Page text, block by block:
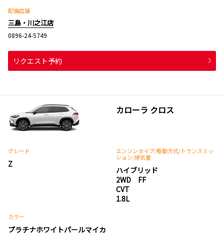
配備店舗
三島・川之江店
0896-24-5749
リクエスト予約
カローラ クロス
グレード
Z
エンジンタイプ/駆動方式/トランスミッ
ション/排気量
ハイブリッド
2WD FF
CVT
1.8L
カラー
プラチナホワイトパールマイカ